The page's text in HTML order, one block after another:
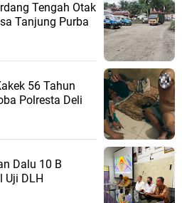
Tengah Otak
Tanjung Purba
56 Tahun
Polresta Deli
Dalu 10 B
Uji DLH